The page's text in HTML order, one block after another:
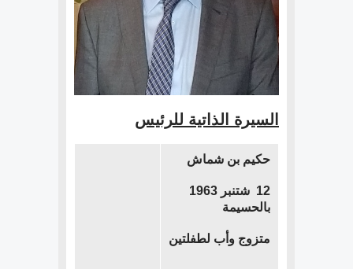
السيرة الذاتية للرئيس
حكيم بن شماش
12 شتنبر 1963
بالحسيمة
متزوج وأب لطفلتين